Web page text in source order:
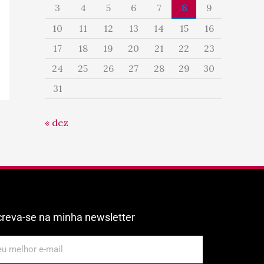
3 4 5 6 7 8
9
10
11 12 13 14 15
16
17
18 19 20 21 22
23
24
25 26 27 28 29
30
31
« dez
se na minha newsletter